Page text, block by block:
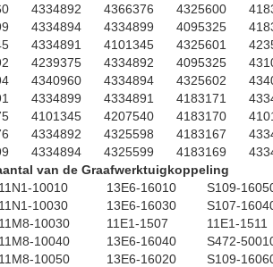
4334892 4366376 4325600
4334894 4334899 4095325
4334891 4101345 4325601
4239375 4334892 4095325
4340960 4334894 4325602
4334899 4334891 4183171
4101345 4207540 4183170
4334892 4325598 4183167
4334894 4325599 4183169
van de Graafwerktuigkoppeling
11N1-10010 13E6-16010
S109-
11N1-10030 13E6-16030
S107-
11M8-10030 11E1-1507
11E1-1511
11M8-10040 13E6-16040
S472-
11M8-10050 13E6-16020
S109-